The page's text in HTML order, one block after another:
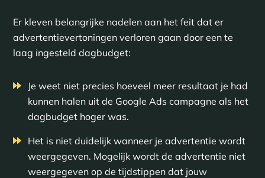
Er kleven belangrijke nadelen aan het feit dat er
advertentievertoningen verloren gaan door een te
laag ingesteld dagbudget:
Je weet niet precies hoeveel meer resultaat je had
kunnen halen uit de Google Ads campagne als het
dagbudget hoger was.
Het is niet duidelijk wanneer je advertentie wordt
weergegeven. Mogelijk wordt de advertentie niet
weergegeven op de tijdstippen dat jouw